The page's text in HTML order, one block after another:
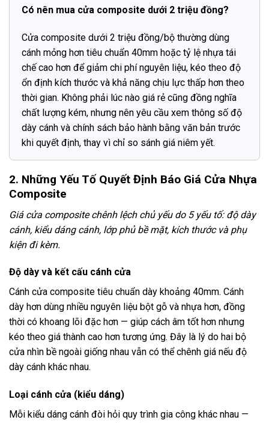
Có nên mua cửa composite dưới 2 triệu đồng?
Cửa composite dưới 2 triệu đồng/bộ thường dùng
cánh mỏng hơn tiêu chuẩn 40mm hoặc tỷ lệ nhựa tái
chế cao hơn để giảm chi phí nguyên liệu, kéo theo độ
ổn định kích thước và khả năng chịu lực thấp hơn theo
thời gian. Không phải lúc nào giá rẻ cũng đồng nghĩa
chất lượng kém, nhưng nên yêu cầu xem thông số độ
dày cánh và chính sách bảo hành bằng văn bản trước
khi quyết định, thay vì chỉ so sánh giá niêm yết.
2. Những Yếu Tố Quyết Định Báo Giá Cửa Nhựa
Composite
Giá cửa composite chênh lệch chủ yếu do 5 yếu tố: độ dày
cánh, kiểu dáng cánh, lớp phủ bề mặt, kích thước và phụ
kiện đi kèm.
Độ dày và kết cấu cánh cửa
Cánh cửa composite tiêu chuẩn dày khoảng 40mm. Cánh
dày hơn dùng nhiều nguyên liệu bột gỗ và nhựa hơn, đồng
thời có khoang lõi đặc hơn — giúp cách âm tốt hơn nhưng
kéo theo giá thành cao hơn tương ứng. Đây là lý do hai bộ
cửa nhìn bề ngoài giống nhau vẫn có thể chênh giá nếu độ
dày cánh khác nhau.
Loại cánh cửa (kiểu dáng)
Mỗi kiểu dáng cánh đòi hỏi quy trình gia công khác nhau —